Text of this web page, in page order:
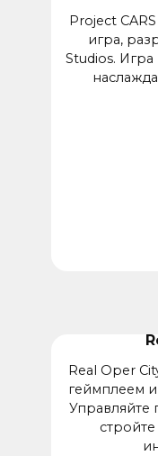
Project
игра,
Studios. Игра
Real Oper
геймплеем
Управляйте